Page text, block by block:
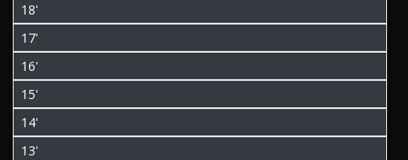
18'
17'
16'
15'
14'
13'